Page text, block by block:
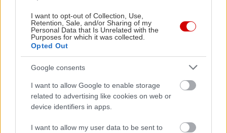
I want to opt-out of Collection, Use,
Retention, Sale, and/or Sharing of my
Personal Data that Is Unrelated with the
Purposes for which it was collected.
Opted Out
Google consents
I want to allow Google to enable storage
related to advertising like cookies on web or
device identifiers in apps.
I want to allow my user data to be sent to